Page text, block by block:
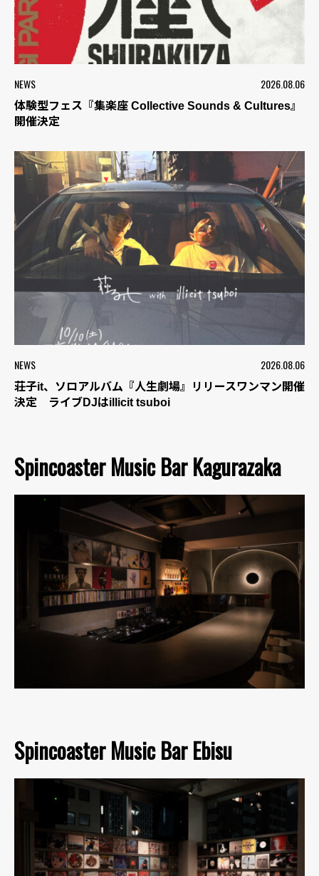
NEWS 2026.08.06
体験型フェス『集楽座 Collective Sounds & Cultures』
開催決定
NEWS 2026.08.06
荘子it、ソロアルバム『人生劇場』リリースワンマン開催
決定 ライブDJはillicit tsuboi
Spincoaster Music Bar Kagurazaka
Spincoaster Music Bar Ebisu